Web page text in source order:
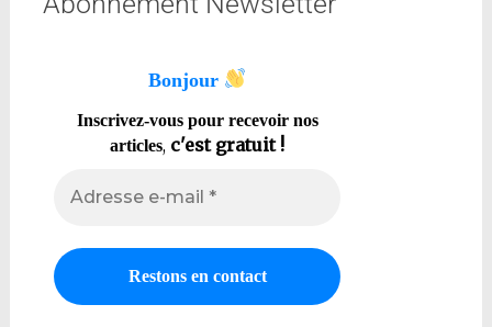
Bonjour
Inscrivez-vous pour recevoir nos
articles, c'est gratuit !